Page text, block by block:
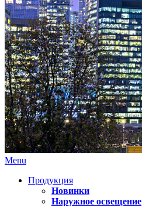
Menu
Продукция
Новинки
Наружное освещение